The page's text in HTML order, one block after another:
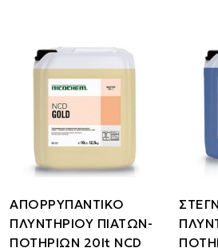
ΑΠΟΡΡΥΠΑΝΤΙΚΟ
ΠΛΥΝΤΗΡΙΟΥ ΠΙΑΤΩΝ-
ΠΟΤΗΡΙΩΝ 20lt NCD